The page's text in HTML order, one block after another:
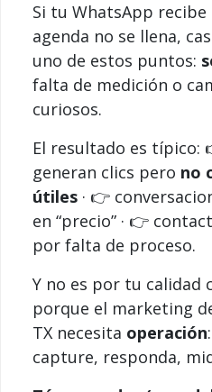
Si tu WhatsApp
agenda no se llena,
uno de estos puntos:
falta de medición o
curiosos.
El resultado es típico:
generan clics pero no
útiles · 👉
en “precio” · 👉
por falta de proceso.
Y no es por tu calidad
porque el marketing
TX necesita operación
capture, responda,